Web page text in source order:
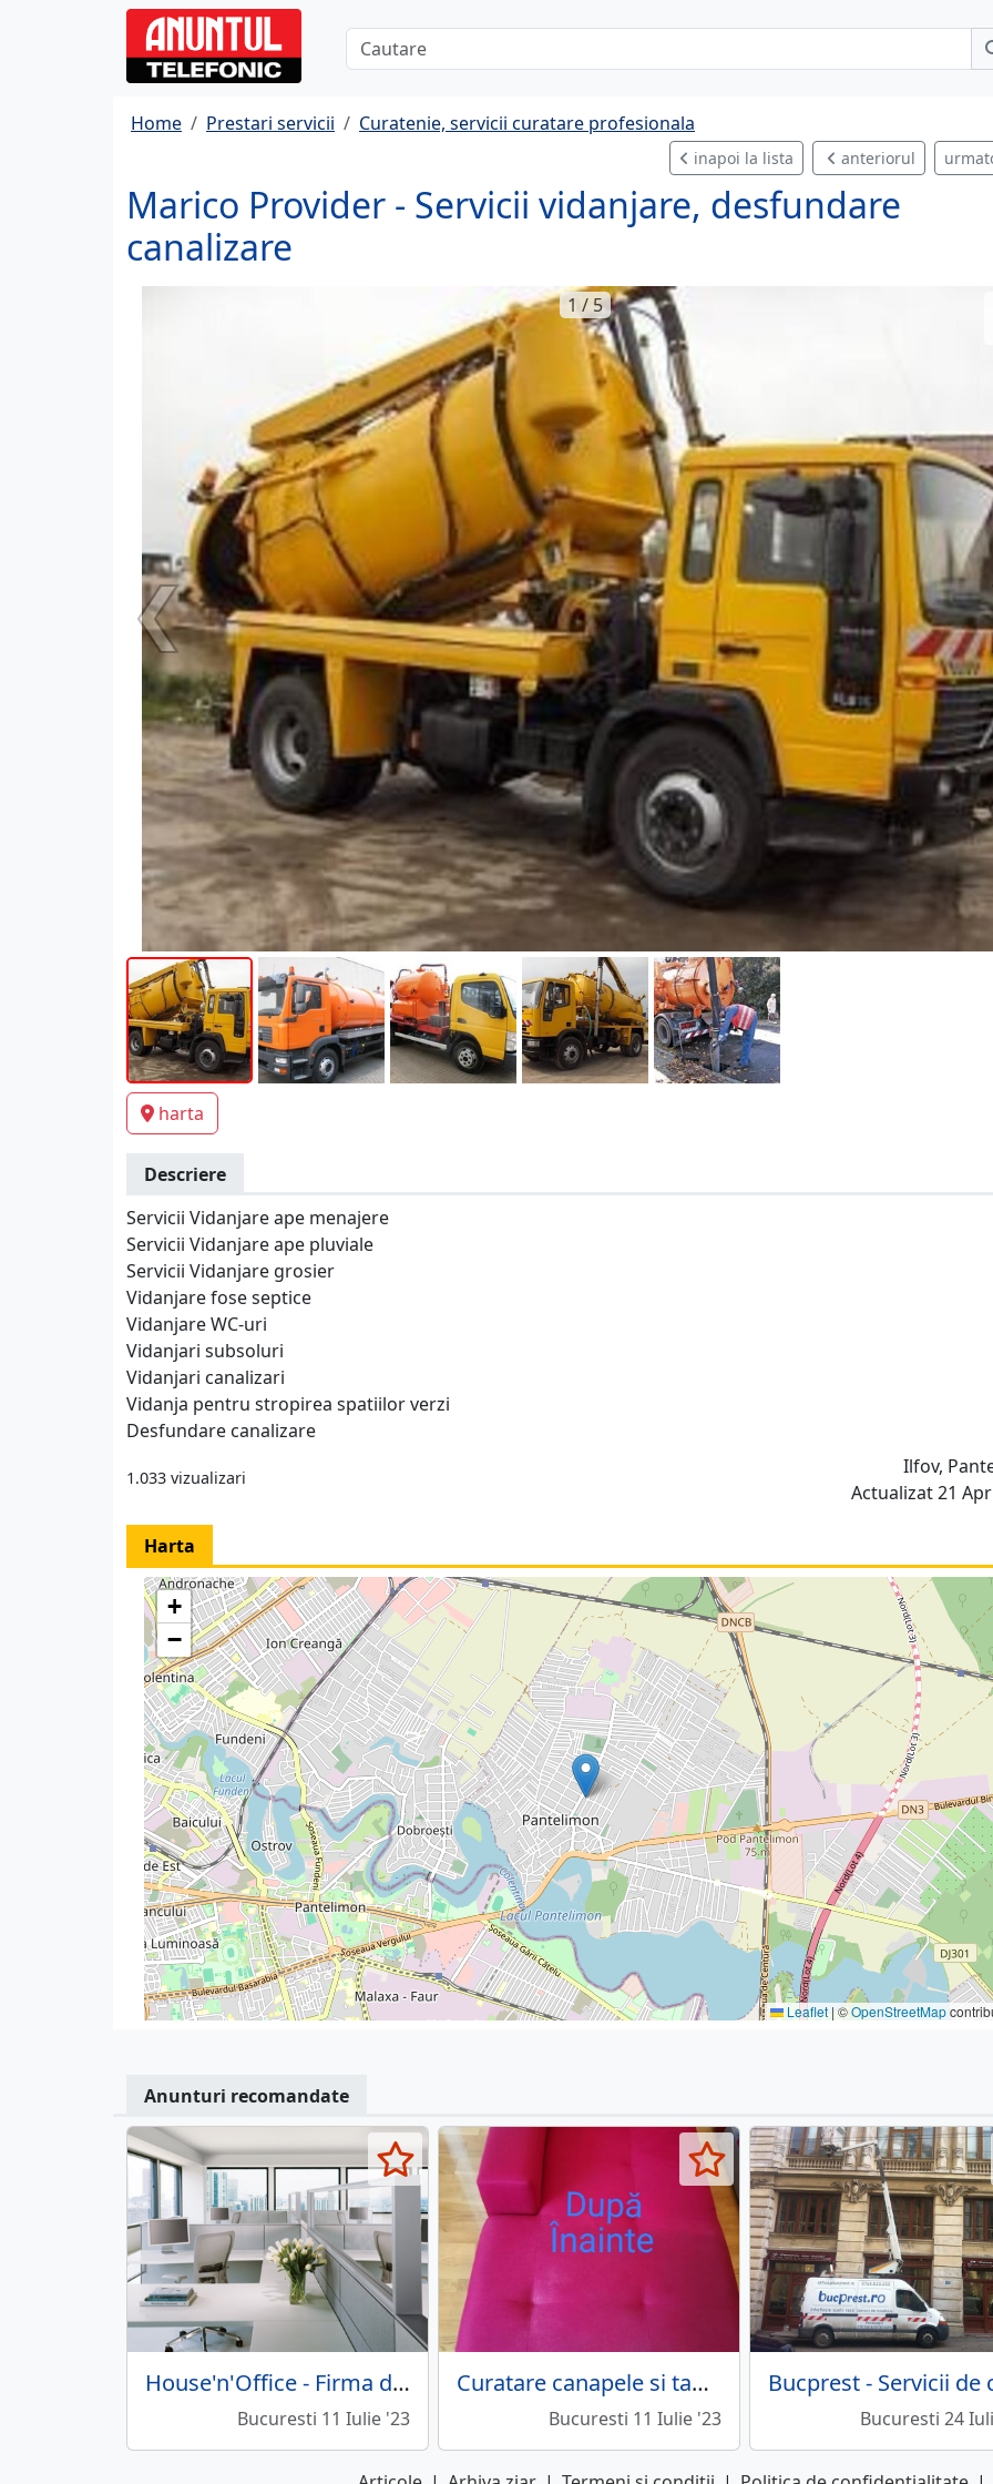
Home Prestari servicii Curatenie, servicii curatare profesionala
inapoi la lista anteriorul
Marico Provider - Servicii vidanjare, desfundare
canalizare
1 / 5
harta
Descriere
Servicii Vidanjare ape menajere
Servicii Vidanjare ape pluviale
Servicii Vidanjare grosier
Vidanjare fose septice
Vidanjare WC-uri
Vidanjari subsoluri
Vidanjari canalizari
Vidanja pentru stropirea spatiilor verzi
Desfundare canalizare
1.033 vizualizari
Ilfov,
Actualizat 21
Harta
+
−
Leaflet | ©OpenStreetMap
Anunturi recomandate
House'n'Office - Firma de curatenie
Bucuresti 11 Iulie '23
Curatare canapele si tapiterie auto
Bucuresti 11 Iulie '23 Bucuresti 24